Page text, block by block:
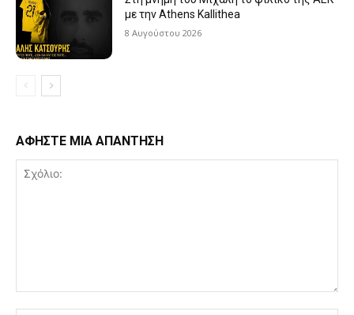
με την Athens Kallithea
8 Αυγούστου 2026
ΑΦΗΣΤΕ ΜΙΑ ΑΠΑΝΤΗΣΗ